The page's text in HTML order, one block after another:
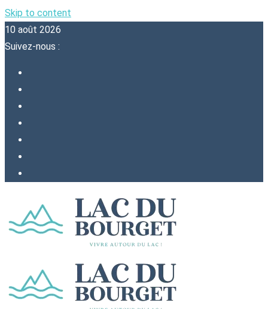
Skip to content
10 août 2026
Suivez-nous :